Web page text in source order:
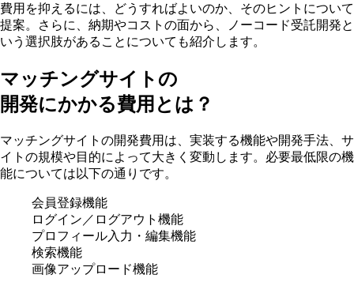
費用を抑えるには、どうすればよいのか、そのヒントについて
提案。さらに、納期やコストの面から、ノーコード受託開発と
いう選択肢があることについても紹介します。
マッチングサイトの
開発にかかる費用とは？
マッチングサイトの開発費用は、実装する機能や開発手法、サ
イトの規模や目的によって大きく変動します。必要最低限の機
能については以下の通りです。
会員登録機能
ログイン／ログアウト機能
プロフィール入力・編集機能
検索機能
画像アップロード機能